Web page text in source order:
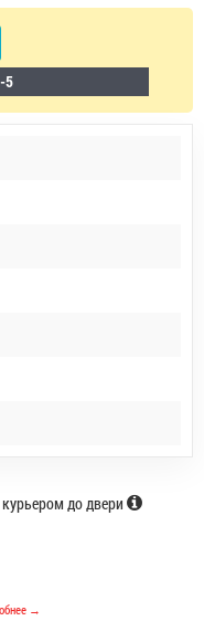
5
до двери
→